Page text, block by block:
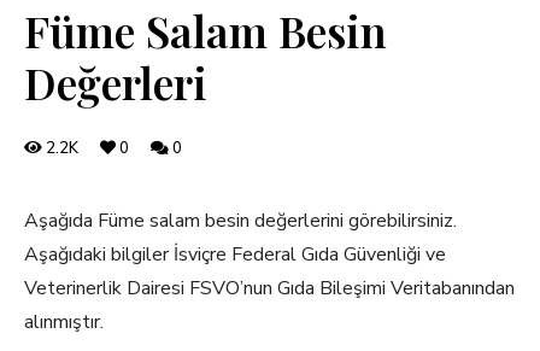
Füme Salam Besin
Değerleri
2.2K 0 0
Aşağıda Füme salam besin değerlerini görebilirsiniz.
Aşağıdaki bilgiler İsviçre Federal Gıda Güvenliği ve
Veterinerlik Dairesi FSVO’nun Gıda Bileşimi Veritabanından
alınmıştır.